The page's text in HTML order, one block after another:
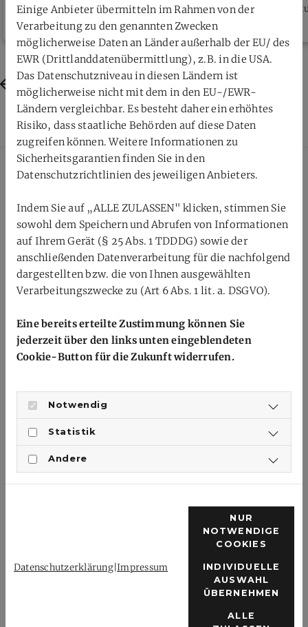
Videokonferenz
Previous
Next
Badmintonverband
Rheinhessen-Pfalz e.V.
Im Brühl 5
0172/1089905
03212/1266761
Service
Kontakt
Verband
Verbandstage
Einige Anbieter übermitteln im Rahmen von der
Verarbeitung zu den genannten Zwecken
möglicherweise Daten an Länder außerhalb der EU/ des
EWR (Drittlanddatenübermittlung), z.B. in die USA.
Das Datenschutzniveau in diesen Ländern ist
möglicherweise nicht mit dem in den EU-/EWR-
Ländern vergleichbar. Es besteht daher ein erhöhtes
Risiko, dass staatliche Behörden auf diese Daten
zugreifen können. Weitere Informationen zu
Sicherheitsgarantien finden Sie in den
Datenschutzrichtlinien des jeweiligen Anbieters.
Indem Sie auf „ALLE ZULASSEN" klicken, stimmen Sie
sowohl dem Speichern und Abrufen von Informationen
auf Ihrem Gerät (§ 25 Abs. 1 TDDDG) sowie der
anschließenden Datenverarbeitung für die nachfolgend
dargestellten bzw. die von Ihnen ausgewählten
Verarbeitungszwecke zu (Art 6 Abs. 1 lit. a. DSGVO).
Eine bereits erteilte Zustimmung können Sie
jederzeit über den links unten eingeblendeten
Cookie-Button für die Zukunft widerrufen.
Notwendig
Statistik
Andere
Datenschutzerklärung|Impressum
NUR
NOTWENDIGE
COOKIES
INDIVIDUELLE
AUSWAHL
ÜBERNEHMEN
ALLE